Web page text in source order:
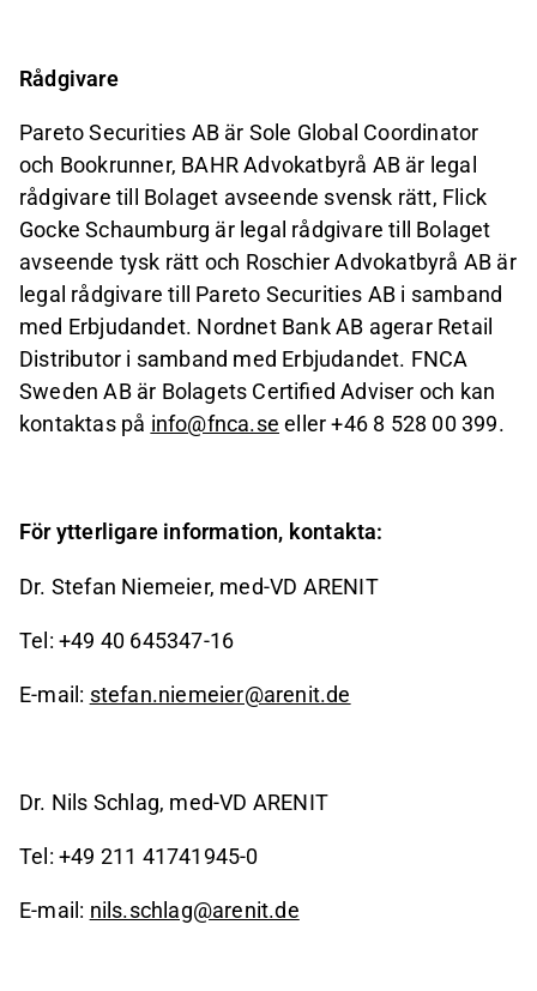
Rådgivare
Pareto Securities AB är Sole Global Coordinator
och Bookrunner, BAHR Advokatbyrå AB är legal
rådgivare till Bolaget avseende svensk rätt, Flick
Gocke Schaumburg är legal rådgivare till Bolaget
avseende tysk rätt och Roschier Advokatbyrå AB är
legal rådgivare till Pareto Securities AB i samband
med Erbjudandet. Nordnet Bank AB agerar Retail
Distributor i samband med Erbjudandet. FNCA
Sweden AB är Bolagets Certified Adviser och kan
kontaktas på info@fnca.se eller +46 8 528 00 399.
För ytterligare information, kontakta:
Dr. Stefan Niemeier, med-VD ARENIT
Tel: +49 40 645347-16
E-mail: stefan.niemeier@arenit.de
Dr. Nils Schlag, med-VD ARENIT
Tel: +49 211 41741945-0
E-mail: nils.schlag@arenit.de